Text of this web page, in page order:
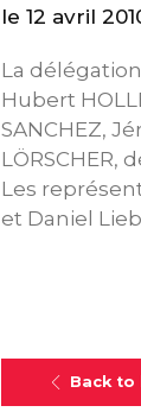
le 12 avril
La
Hubert
SANCHEZ,
LÖRSCHER,
Les
et Daniel
Back to